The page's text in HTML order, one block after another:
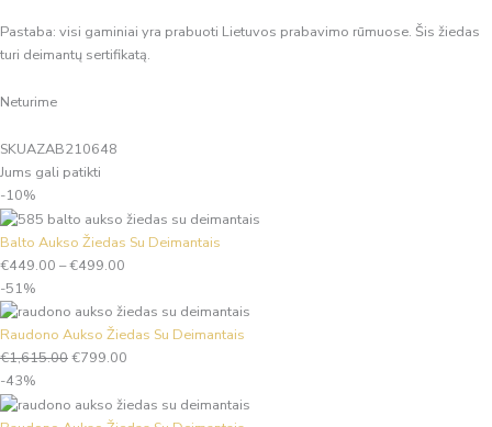
Pastaba: visi gaminiai yra prabuoti Lietuvos prabavimo rūmuose. Šis žiedas
turi deimantų sertifikatą.
Neturime
SKUAZAB210648
Jums gali patikti
-10%
Balto Aukso Žiedas Su Deimantais
€449.00 –€499.00
-51%
Raudono Aukso Žiedas Su Deimantais
€1,615.00€799.00
-43%